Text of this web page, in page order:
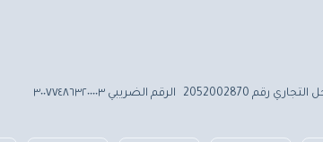
رقم 2052002870 الرقم الضريبي ٣٠٠٧٧٤٨٦٣٢٠٠٠٠٣